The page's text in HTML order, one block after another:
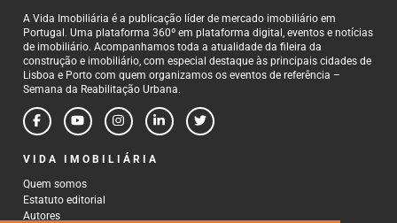
A Vida Imobiliária é a publicação líder de mercado imobiliário em
Portugal. Uma plataforma 360º em plataforma digital, eventos e notícias
de imobiliário. Acompanhamos toda a atualidade da fileira da
construção e imobiliário, com especial destaque às principais cidades de
Lisboa e Porto com quem organizamos os eventos de referência –
Semana da Reabilitação Urbana.
VIDA IMOBILIÁRIA
Quem somos
Estatuto editorial
Autores